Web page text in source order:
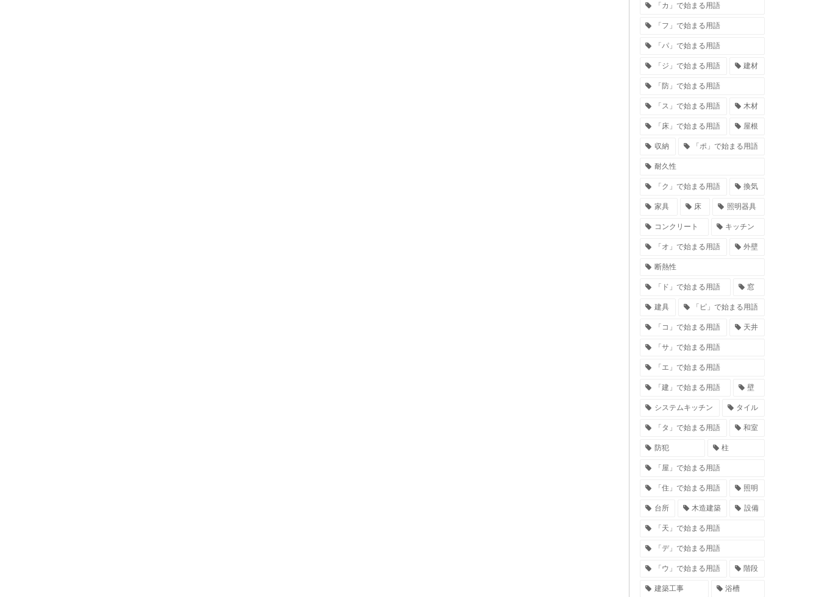
「カ」で始まる用語
「フ」で始まる用語
「パ」で始まる用語
「ジ」で始まる用語 建材
「防」で始まる用語
「ス」で始まる用語 木材
「床」で始まる用語 屋根
収納 「ポ」で始まる用語
耐久性
「ク」で始まる用語 換気
家具 床 照明器具
コンクリート キッチン
「オ」で始まる用語 外壁
断熱性
「ド」で始まる用語 窓
建具 「ピ」で始まる用語
「コ」で始まる用語 天井
「サ」で始まる用語
「エ」で始まる用語
「建」で始まる用語 壁
システムキッチン タイル
「タ」で始まる用語 和室
防犯 柱
「屋」で始まる用語
「住」で始まる用語 照明
台所 木造建築 設備
「天」で始まる用語
「デ」で始まる用語
「ウ」で始まる用語 階段
建築工事 浴槽